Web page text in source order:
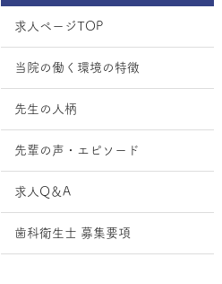
求人ページTOP
当院の働く環境の特徴
先生の人柄
先輩の声・エピソード
求人Q＆A
歯科衛生士 募集要項